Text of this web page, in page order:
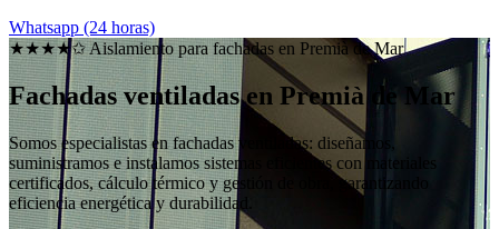
Whatsapp (24 horas)
★★★★✩ Aislamiento para fachadas en Premià de Mar
Fachadas ventiladas en Premià de Mar
Somos especialistas en fachadas ventiladas: diseñamos,
suministramos e instalamos sistemas eficientes con materiales
certificados, cálculo térmico y gestión de obra, garantizando
eficiencia energética y durabilidad.